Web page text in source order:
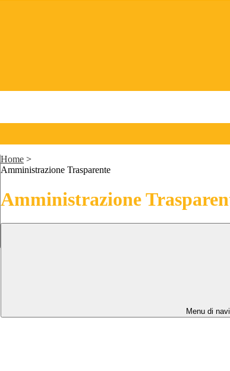
Home >
Amministrazione Trasparente
Amministrazione
Menu di